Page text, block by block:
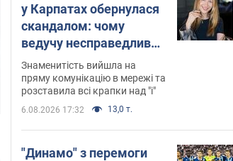
у Карпатах обернулася
скандалом: чому
ведучу несправедливо
захейтили
Знаменитість вийшла на
пряму комунікацію в мережі та
розставила всі крапки над "і"
6.08.2026 17:32 13,0 т.
"Динамо" з перемоги